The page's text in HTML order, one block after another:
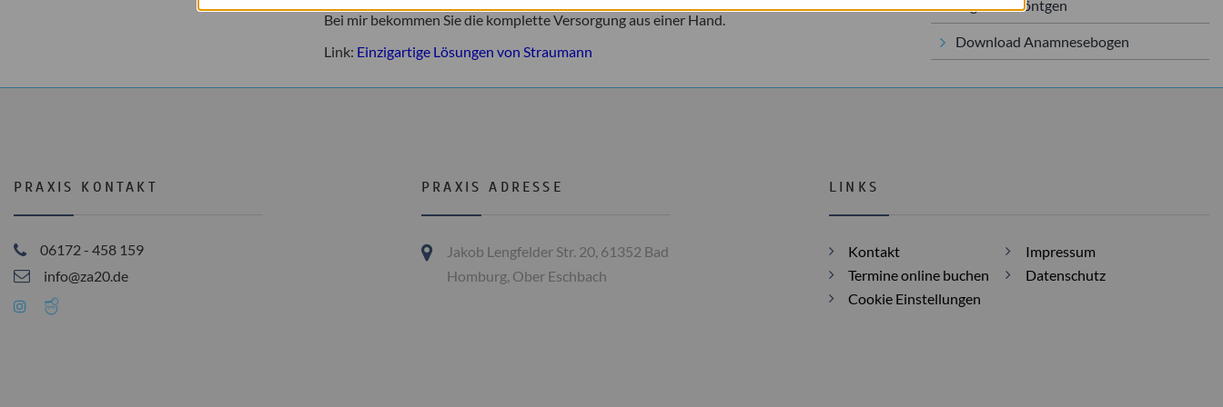
Bei mir bekommen Sie die komplette Versorgung aus einer Hand.
Link: Einzigartige Lösungen von Straumann
Digitales Röntgen
Download Anamnesebogen
PRAXIS KONTAKT
06172 - 458 159
info@za20.de
PRAXIS ADRESSE
Jakob Lengfelder Str. 20, 61352 Bad
Homburg, Ober Eschbach
LINKS
Kontakt
Termine online buchen
Cookie Einstellungen
Impressum
Datenschutz